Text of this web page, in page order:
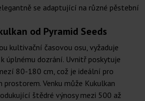
se adaptující na různé pěstební
od Pyramid Seeds
kultivační časovou osu, vyžaduje
úplnému dozrání. Uvnitř poskytuje
80-180 cm, což je ideální pro
Venku může Kukulkan
štědré výnosy mezi 500 až